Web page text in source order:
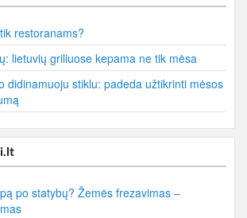
restoranams?
lietuvių griliuose kepama ne tik mėsa
didinamuoju stiklu: padeda užtikrinti mėsos
po statybų? Žemės frezavimas –